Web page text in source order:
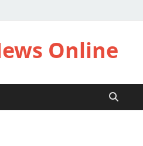
Online